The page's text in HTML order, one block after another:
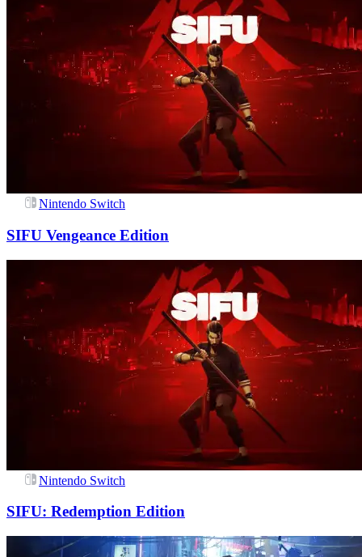
Nintendo Switch
SIFU Vengeance Edition
Nintendo Switch
SIFU: Redemption Edition